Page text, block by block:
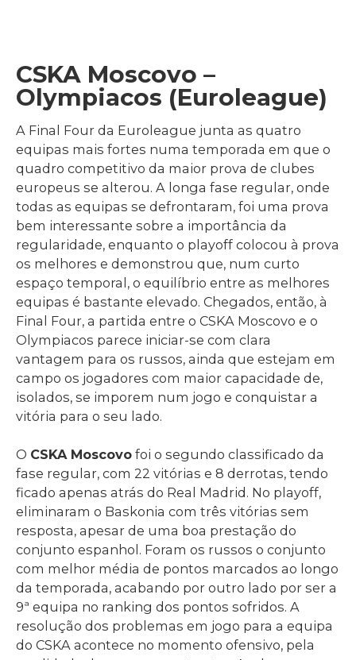
CSKA Moscovo –
Olympiacos (Euroleague)
A Final Four da Euroleague junta as quatro
equipas mais fortes numa temporada em que o
quadro competitivo da maior prova de clubes
europeus se alterou. A longa fase regular, onde
todas as equipas se defrontaram, foi uma prova
bem interessante sobre a importância da
regularidade, enquanto o playoff colocou à prova
os melhores e demonstrou que, num curto
espaço temporal, o equilíbrio entre as melhores
equipas é bastante elevado. Chegados, então, à
Final Four, a partida entre o CSKA Moscovo e o
Olympiacos parece iniciar-se com clara
vantagem para os russos, ainda que estejam em
campo os jogadores com maior capacidade de,
isolados, se imporem num jogo e conquistar a
vitória para o seu lado.
O CSKA Moscovo foi o segundo classificado da
fase regular, com 22 vitórias e 8 derrotas, tendo
ficado apenas atrás do Real Madrid. No playoff,
eliminaram o Baskonia com três vitórias sem
resposta, apesar de uma boa prestação do
conjunto espanhol. Foram os russos o conjunto
com melhor média de pontos marcados ao longo
da temporada, acabando por outro lado por ser a
9ª equipa no ranking dos pontos sofridos. A
resolução dos problemas em jogo para a equipa
do CSKA acontece no momento ofensivo, pela